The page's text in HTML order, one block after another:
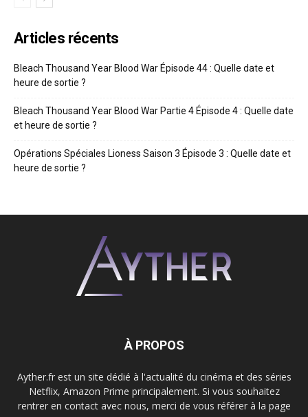
Articles récents
Bleach Thousand Year Blood War Épisode 44 : Quelle date et
heure de sortie ?
Bleach Thousand Year Blood War Partie 4 Épisode 4 : Quelle date
et heure de sortie ?
Opérations Spéciales Lioness Saison 3 Épisode 3 : Quelle date et
heure de sortie ?
À PROPOS
Ayther.fr est un site dédié à l'actualité du cinéma et des séries
Netflix, Amazon Prime principalement. Si vous souhaitez
rentrer en contact avec nous, merci de vous référer à la page